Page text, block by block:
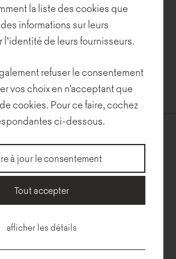
de qualité attribué aux meilleures
Le concours a été créé pour populariser le
: un objet récompensé vaut tout
possédé.
Tarnowo
Politique
la liste des cookies que
informations sur leurs
l’identité de leurs fournisseurs.
refuser le consentement
vos choix en n'acceptant que
cookies. Pour ce faire, cochez
ci-dessous.
à jour le consentement
Tout accepter
afficher les détails